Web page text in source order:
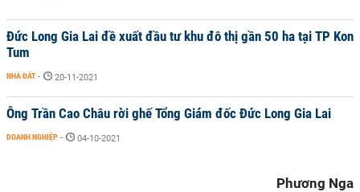
Đức Long Gia Lai đề xuất đầu tư khu đô thị gần 50 ha tại TP Kon
Tum
NHÀ ĐẤT - 20-11-2021
Ông Trần Cao Châu rời ghế Tổng Giám đốc Đức Long Gia Lai
DOANH NGHIỆP - 04-10-2021
Phương Nga